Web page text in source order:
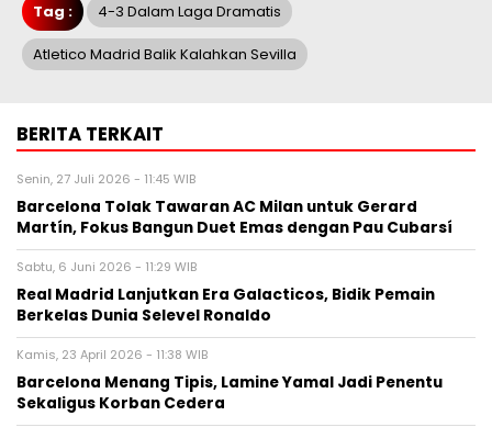
Tag : 4-3 Dalam Laga Dramatis
Atletico Madrid Balik Kalahkan Sevilla
BERITA TERKAIT
Senin, 27 Juli 2026 - 11:45 WIB
Barcelona Tolak Tawaran AC Milan untuk Gerard
Martín, Fokus Bangun Duet Emas dengan Pau Cubarsí
Sabtu, 6 Juni 2026 - 11:29 WIB
Real Madrid Lanjutkan Era Galacticos, Bidik Pemain
Berkelas Dunia Selevel Ronaldo
Kamis, 23 April 2026 - 11:38 WIB
Barcelona Menang Tipis, Lamine Yamal Jadi Penentu
Sekaligus Korban Cedera